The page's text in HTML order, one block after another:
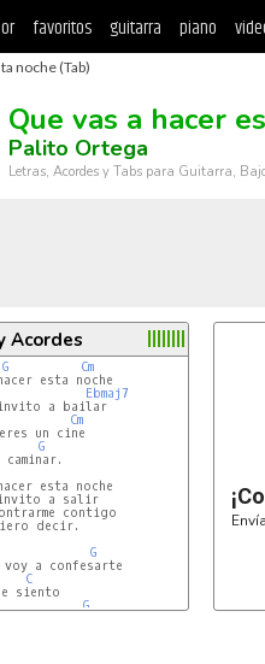
favoritos guitarra piano
noche (Tab)
Que vas a hacer
Palito Ortega
Letras, Acordes y Tabs para Guitarra,
Acordes
G
Cm
esta noche
Ebmaj7
invito a bailar
Cm
un cine
G
esta noche
invito a salir
contigo
decir.
G
voy a confesarte
C
siento
G